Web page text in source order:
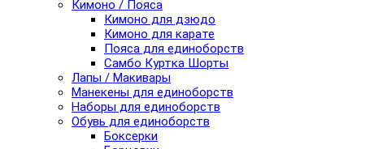
Кимоно / Пояса
Кимоно для дзюдо
Кимоно для карате
Пояса для единоборств
Самбо Куртка Шорты
Лапы / Макивары
Манекены для единоборств
Наборы для единоборств
Обувь для единоборств
Боксерки